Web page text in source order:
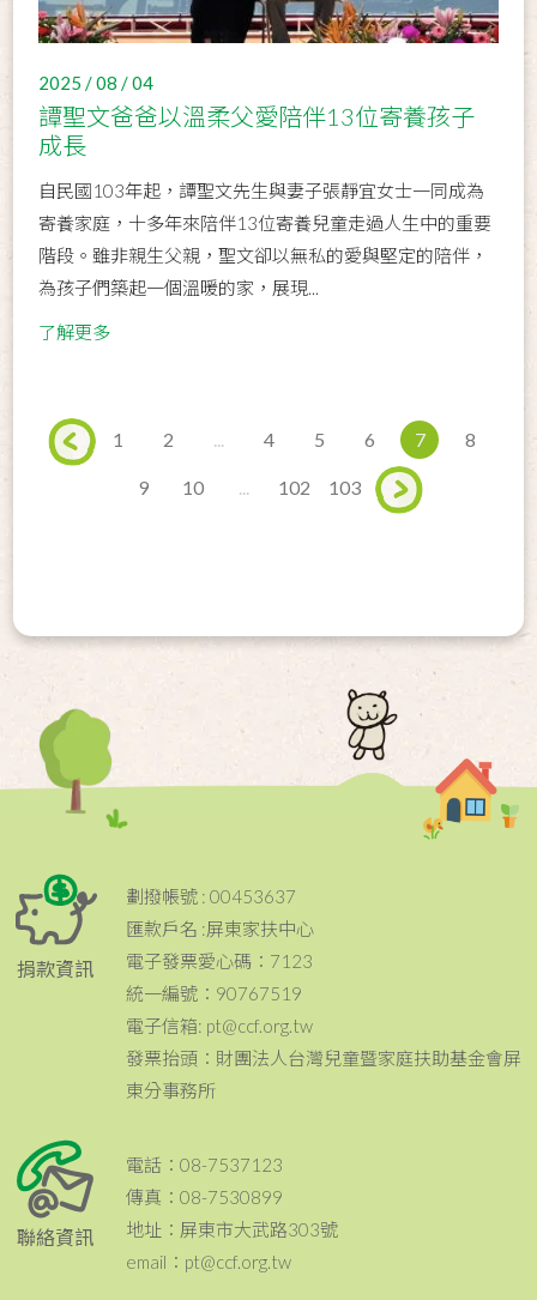
2025 / 08 / 04
譚聖文爸爸以溫柔父愛陪伴13位寄養孩子
成長
自民國103年起，譚聖文先生與妻子張靜宜女士一同成為
寄養家庭，十多年來陪伴13位寄養兒童走過人生中的重要
階段。雖非親生父親，聖文卻以無私的愛與堅定的陪伴，
為孩子們築起一個溫暖的家，展現...
了解更多
1 2 4 5 6 7 8
9 10 102 103
捐款資訊
劃撥帳號 : 00453637
匯款戶名 :屏東家扶中心
電子發票愛心碼：7123
統一編號：90767519
電子信箱: pt@ccf.org.tw
發票抬頭：財團法人台灣兒童暨家庭扶助基金會屏
東分事務所
聯絡資訊
電話：08-7537123
傳真：08-7530899
地址：屏東市大武路303號
email：pt@ccf.org.tw